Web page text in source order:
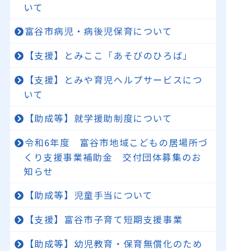
いて
富谷市病児・病後児保育について
【支援】とみここ「あそびのひろば」
【支援】とみや育児ヘルプサービスにつ
いて
【助成等】就学援助制度について
令和6年度 富谷市地域こどもの居場所づ
くり支援事業補助金 交付団体募集のお
知らせ
【助成等】児童手当について
【支援】富谷市子育て短期支援事業
【助成等】幼児教育・保育無償化のため